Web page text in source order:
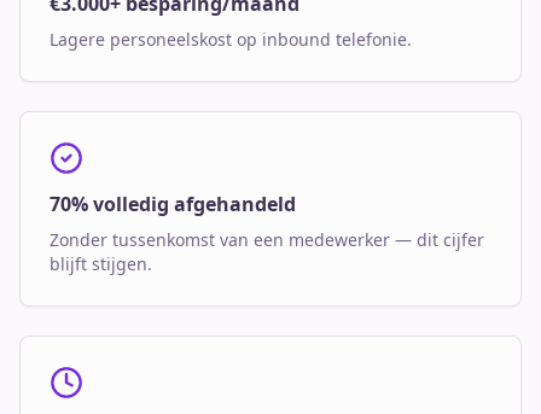
Lagere personeelskost op inbound telefonie.
70% volledig afgehandeld
Zonder tussenkomst van een medewerker — dit cijfer
blijft stijgen.